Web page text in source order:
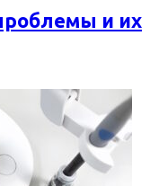
и их